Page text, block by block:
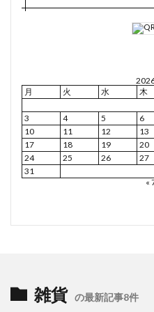
月
火 水 木
3
4 5 6
10
11 12 13
17
18 19 20
24
25 26 27
31
«
雑貨 の最新記事8件